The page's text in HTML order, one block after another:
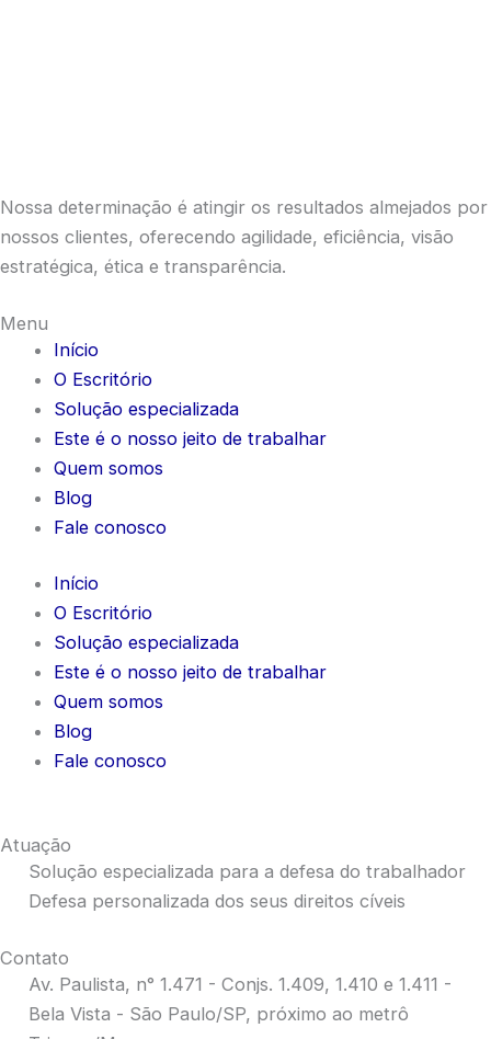
Nossa determinação é atingir os resultados almejados por
nossos clientes, oferecendo agilidade, eficiência, visão
estratégica, ética e transparência.
Menu
Início
O Escritório
Solução especializada
Este é o nosso jeito de trabalhar
Quem somos
Blog
Fale conosco
Início
O Escritório
Solução especializada
Este é o nosso jeito de trabalhar
Quem somos
Blog
Fale conosco
Atuação
Solução especializada para a defesa do trabalhador
Defesa personalizada dos seus direitos cíveis
Contato
Av. Paulista, n° 1.471 - Conjs. 1.409, 1.410 e 1.411 -
Bela Vista - São Paulo/SP, próximo ao metrô